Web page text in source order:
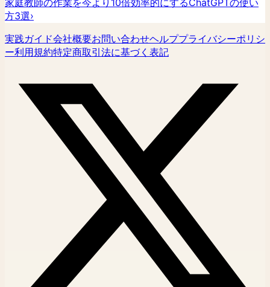
方3選›
実践ガイド会社概要お問い合わせヘルププライバシーポリシ
ー利用規約特定商取引法に基づく表記